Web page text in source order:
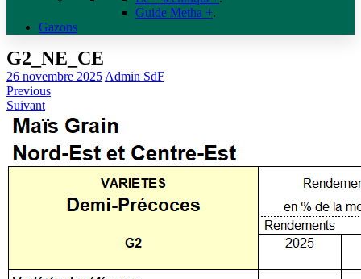
Guide Metha +.
Gazons
G2_NE_CE
26 novembre 2025 Admin SdF
Previous
Suivant